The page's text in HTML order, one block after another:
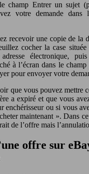
champ Entrer un sujet
votre demande dans
recevoir une copie de la
cocher la case
électronique,
à l’écran dans le
pour envoyer votre
que vous pouvez mettre
a expiré et que vous
enchérisseur ou si vous
maintenant ». Dans ce
de l’offre mais
offre sur